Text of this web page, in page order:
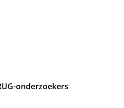
onderzoekers